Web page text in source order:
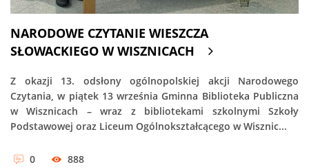
NARODOWE CZYTANIE WIESZCZA
SŁOWACKIEGO W WISZNICACH
Z okazji 13. odsłony ogólnopolskiej akcji Narodowego
Czytania, w piątek 13 września Gminna Biblioteka Publiczna
w Wisznicach – wraz z bibliotekami szkolnymi Szkoły
Podstawowej oraz Liceum Ogólnokształcącego w Wisznic...
0 888